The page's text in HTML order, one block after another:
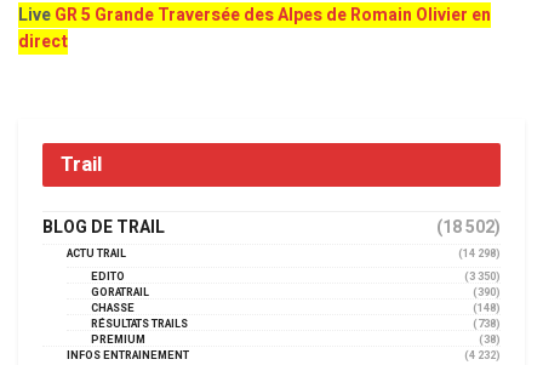
LiveGR 5 Grande Traversée des Alpes de Romain Olivier en
direct
Trail
BLOG DE TRAIL (18 502)
ACTU TRAIL
(14 298)
EDITO
(3 350)
GORATRAIL
(390)
CHASSE
(148)
RÉSULTATS TRAILS
(738)
PREMIUM
(38)
INFOS ENTRAINEMENT
(4 232)